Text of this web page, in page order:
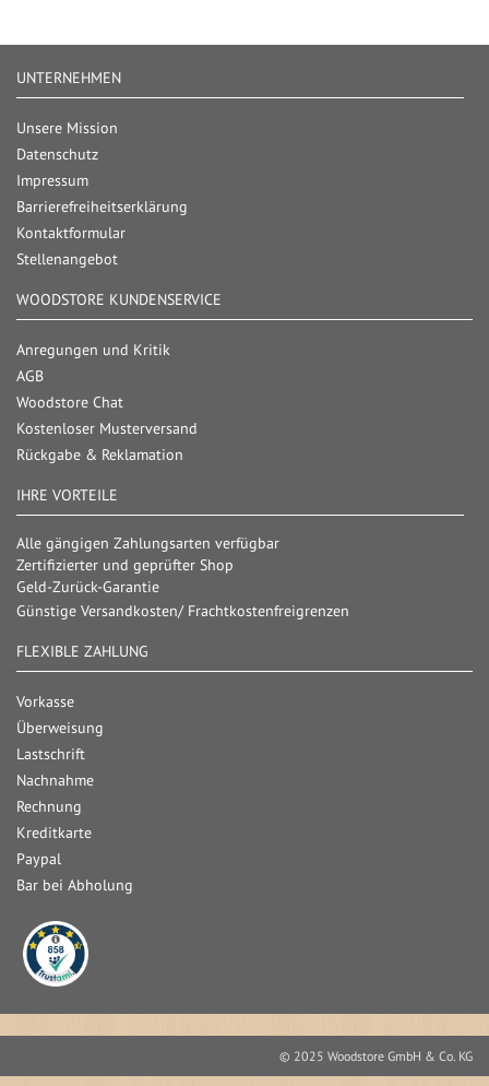
UNTERNEHMEN
Unsere Mission
Datenschutz
Impressum
Barrierefreiheitserklärung
Kontaktformular
Stellenangebot
WOODSTORE KUNDENSERVICE
Anregungen und Kritik
AGB
Woodstore Chat
Kostenloser Musterversand
Rückgabe & Reklamation
IHRE VORTEILE
Alle gängigen Zahlungsarten verfügbar
Zertifizierter und geprüfter Shop
Geld-Zurück-Garantie
Günstige Versandkosten/ Frachtkostenfreigrenzen
FLEXIBLE ZAHLUNG
Vorkasse
Überweisung
Lastschrift
Nachnahme
Rechnung
Kreditkarte
Paypal
Bar bei Abholung
© 2025 Woodstore GmbH & Co. KG